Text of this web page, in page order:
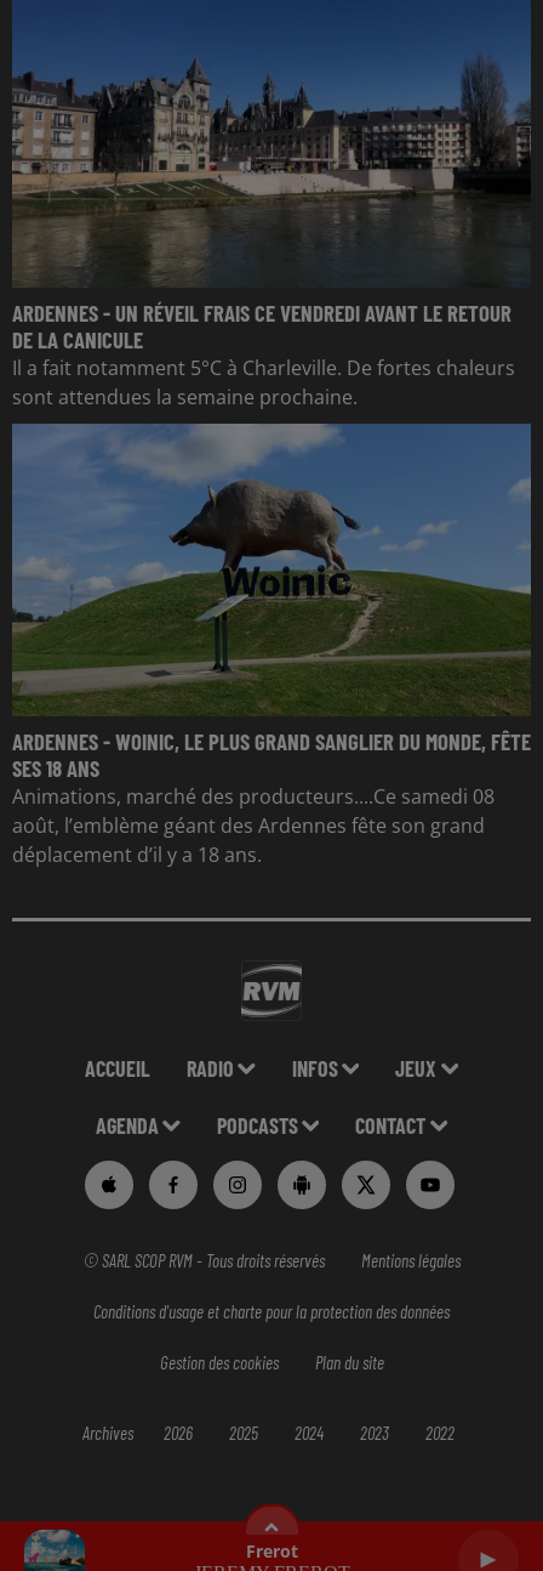
Frerot
ARDENNES - UN RÉVEIL FRAIS CE VENDREDI AVANT LE RETOUR
DE LA CANICULE
Il a fait notamment 5°C à Charleville. De fortes chaleurs
sont attendues la semaine prochaine.
ARDENNES - WOINIC, LE PLUS GRAND SANGLIER DU MONDE, FÊTE
SES 18 ANS
Animations, marché des producteurs....Ce samedi 08
août, l’emblème géant des Ardennes fête son grand
déplacement d’il y a 18 ans.
ACCUEIL RADIO INFOS JEUX
AGENDA PODCASTS CONTACT
© SARL SCOP RVM - Tous droits réservés Mentions légales
Conditions d'usage et charte pour la protection des données
Gestion des cookies Plan du site
Archives 2026 2025 2024 2023 2022